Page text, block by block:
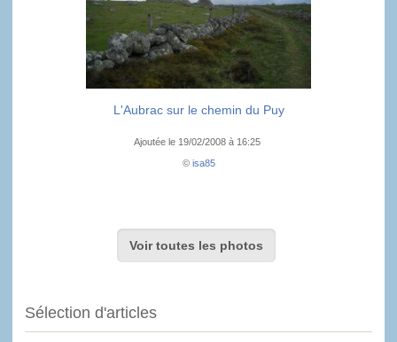
L'Aubrac sur le chemin du Puy
Ajoutée le 19/02/2008 à 16:25
© isa85
Voir toutes les photos
Sélection d'articles